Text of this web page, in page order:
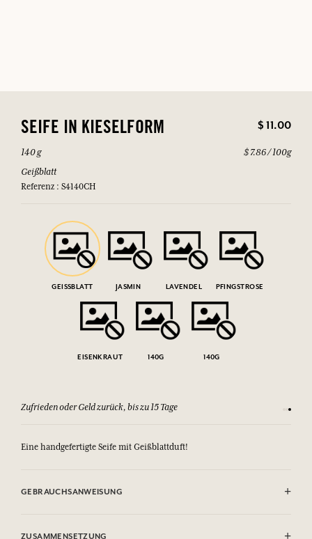
SEIFE IN KIESELFORM $ 11.00
140 g
Geißblatt
Referenz : S4140CH
$ 7.86 / 100g
GEISSBLATT JASMIN LAVENDEL PFINGSTROSE
EISENKRAUT 140G 140G
Zufrieden oder Geld zurück, bis zu 15 Tage Jeder
Eine handgefertigte Seife mit Geißblattduft!
GEBRAUCHSANWEISUNG
ZUSAMMENSETZUNG